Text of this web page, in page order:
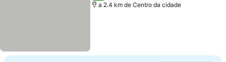
a 2.4 km de Centro da cidade